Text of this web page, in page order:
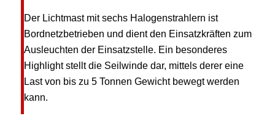
Der Lichtmast mit sechs Halogenstrahlern ist
Bordnetzbetrieben und dient den Einsatzkräften zum
Ausleuchten der Einsatzstelle. Ein besonderes
Highlight stellt die Seilwinde dar, mittels derer eine
Last von bis zu 5 Tonnen Gewicht bewegt werden
kann.